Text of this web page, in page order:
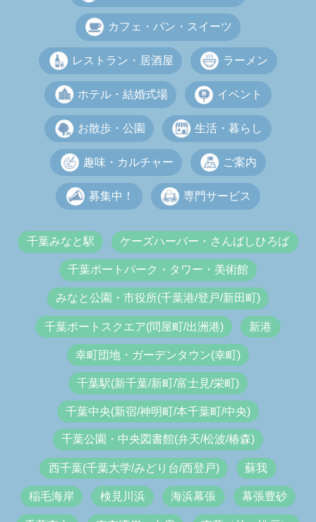
カフェ・パン・スイーツ
レストラン・居酒屋 ラーメン
ホテル・結婚式場 イベント
お散歩・公園 生活・暮らし
趣味・カルチャー ご案内
募集中！ 専門サービス
千葉みなと駅 ケーズハーバー・さんばしひろば
千葉ポートパーク・タワー・美術館
みなと公園・市役所(千葉港/登戸/新田町)
千葉ポートスクエア(問屋町/出洲港) 新港
幸町団地・ガーデンタウン(幸町)
千葉駅(新千葉/新町/富士見/栄町)
千葉中央(新宿/神明町/本千葉町/中央)
千葉公園・中央図書館(弁天/松波/椿森)
西千葉(千葉大学/みどり台/西登戸) 蘇我
稲毛海岸 検見川浜 海浜幕張 幕張豊砂